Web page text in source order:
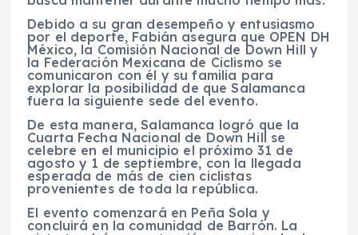
Debido a su gran desempeño y entusiasmo
por el deporte, Fabián asegura que OPEN DH
México, la Comisión Nacional de Down Hill y
la Federación Mexicana de Ciclismo se
comunicaron con él y su familia para
explorar la posibilidad de que Salamanca
fuera la siguiente sede del evento.
De esta manera, Salamanca logró que la
Cuarta Fecha Nacional de Down Hill se
celebre en el municipio el próximo 31 de
agosto y 1 de septiembre, con la llegada
esperada de más de cien ciclistas
provenientes de toda la república.
El evento comenzará en Peña Sola y
concluirá en la comunidad de Barrón. La